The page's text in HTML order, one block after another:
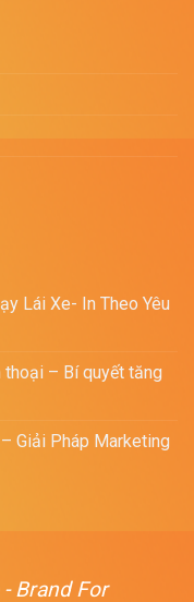
Lái Xe- In Theo Yêu
thoại – Bí quyết tăng
Giải Pháp Marketing
Brand For